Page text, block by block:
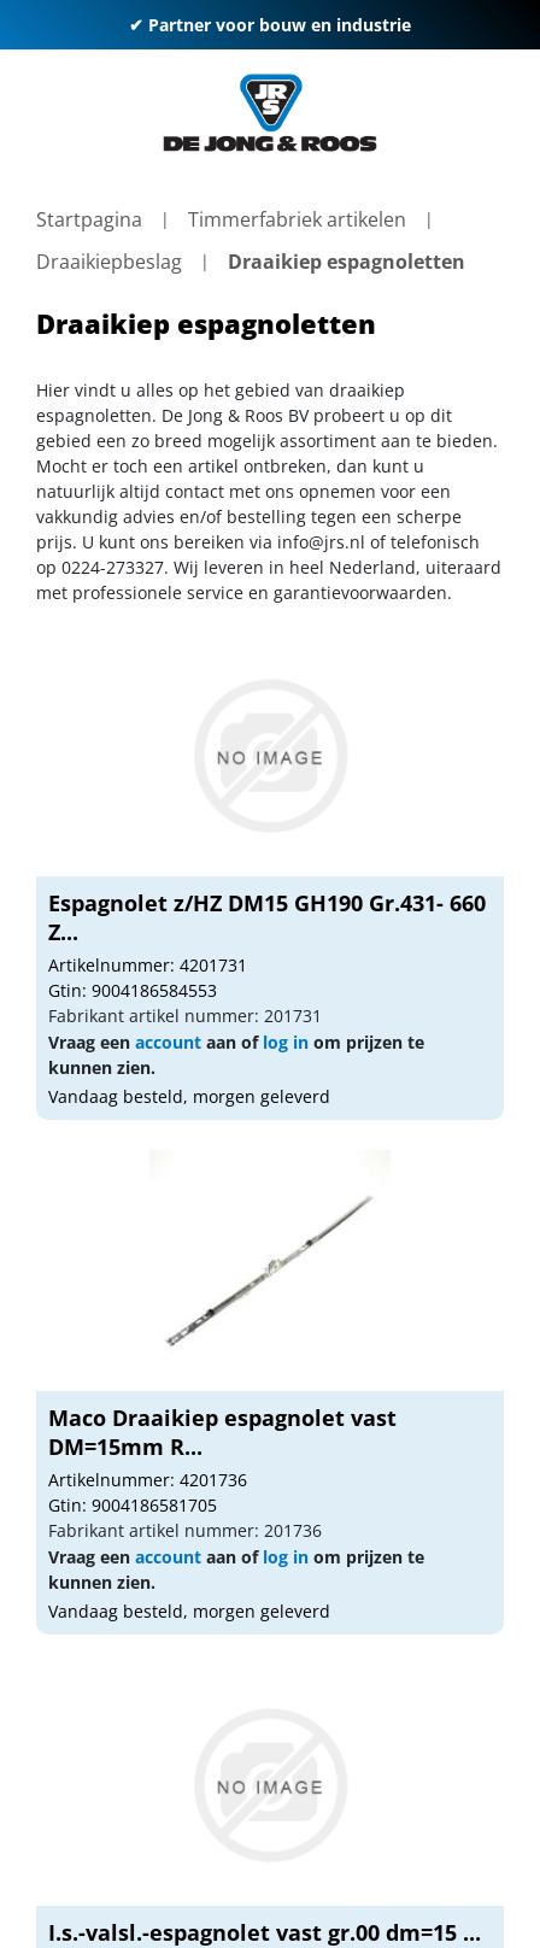
✔ Partner voor bouw en industrie
Startpagina
Timmerfabriek artikelen
Draaikiepbeslag
Draaikiep espagnoletten
Draaikiep espagnoletten
Hier vindt u alles op het gebied van draaikiep
espagnoletten. De Jong & Roos BV probeert u op dit
gebied een zo breed mogelijk assortiment aan te bieden.
Mocht er toch een artikel ontbreken, dan kunt u
natuurlijk altijd contact met ons opnemen voor een
vakkundig advies en/of bestelling tegen een scherpe
prijs. U kunt ons bereiken via info@jrs.nl of telefonisch
op 0224-273327. Wij leveren in heel Nederland, uiteraard
met professionele service en garantievoorwaarden.
Espagnolet z/HZ DM15 GH190 Gr.431- 660
Z...
Artikelnummer: 4201731
Gtin: 9004186584553
Fabrikant artikel nummer: 201731
Vraag een account aan of log in om prijzen te
kunnen zien.
Vandaag besteld, morgen geleverd
Maco Draaikiep espagnolet vast
DM=15mm R...
Artikelnummer: 4201736
Gtin: 9004186581705
Fabrikant artikel nummer: 201736
Vraag een account aan of log in om prijzen te
kunnen zien.
Vandaag besteld, morgen geleverd
I.s.-valsl.-espagnolet vast gr.00 dm=15 ...